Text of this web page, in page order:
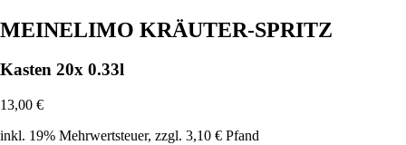
MEINELIMO KRÄUTER-SPRITZ
Kasten 20x 0.33l
13,00 €
inkl. 19% Mehrwertsteuer, zzgl. 3,10 € Pfand